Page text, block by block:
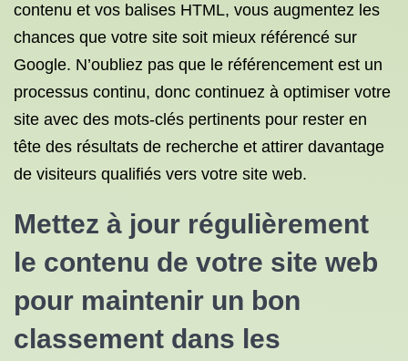
contenu et vos balises HTML, vous augmentez les
chances que votre site soit mieux référencé sur
Google. N’oubliez pas que le référencement est un
processus continu, donc continuez à optimiser votre
site avec des mots-clés pertinents pour rester en
tête des résultats de recherche et attirer davantage
de visiteurs qualifiés vers votre site web.
Mettez à jour régulièrement
le contenu de votre site web
pour maintenir un bon
classement dans les